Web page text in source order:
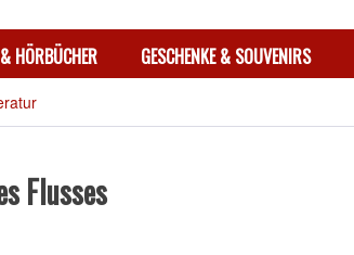
HÖRBÜCHER GESCHENKE & SOUVENIRS
Flusses